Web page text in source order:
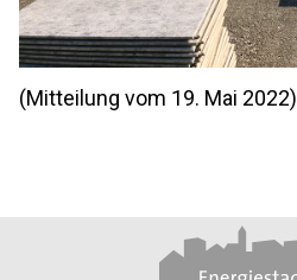
(Mitteilung vom 19. Mai 2022)